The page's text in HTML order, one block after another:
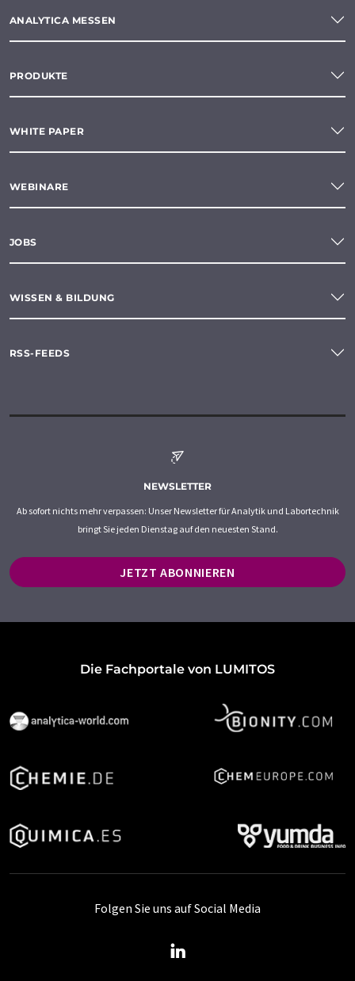
ANALYTICA MESSEN
PRODUKTE
WHITE PAPER
WEBINARE
JOBS
WISSEN & BILDUNG
RSS-FEEDS
NEWSLETTER
Ab sofort nichts mehr verpassen: Unser Newsletter für Analytik und Labortechnik
bringt Sie jeden Dienstag auf den neuesten Stand.
JETZT ABONNIEREN
Die Fachportale von LUMITOS
Folgen Sie uns auf Social Media